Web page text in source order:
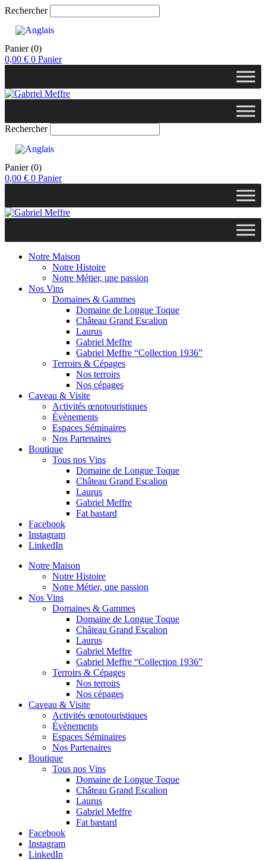
Rechercher
Panier (0)
0,00 € 0 Panier
Rechercher
Panier (0)
0,00 € 0 Panier
Notre Maison
Notre Histoire
Notre Métier, une passion
Nos Vins
Domaines & Gammes
Domaine de Longue Toque
Château Grand Escalion
Laurus
Gabriel Meffre
Gabriel Meffre “Collection 1936”
Terroirs & Cépages
Nos terroirs
Nos cépages
Caveau & Visite
Activités œnotouristiques
Évènements
Espaces Séminaires
Nos Partenaires
Boutique
Tous nos Vins
Domaine de Longue Toque
Château Grand Escalion
Laurus
Gabriel Meffre
Fat bastard
Facebook
Instagram
LinkedIn
Notre Maison
Notre Histoire
Notre Métier, une passion
Nos Vins
Domaines & Gammes
Domaine de Longue Toque
Château Grand Escalion
Laurus
Gabriel Meffre
Gabriel Meffre “Collection 1936”
Terroirs & Cépages
Nos terroirs
Nos cépages
Caveau & Visite
Activités œnotouristiques
Évènements
Espaces Séminaires
Nos Partenaires
Boutique
Tous nos Vins
Domaine de Longue Toque
Château Grand Escalion
Laurus
Gabriel Meffre
Fat bastard
Facebook
Instagram
LinkedIn